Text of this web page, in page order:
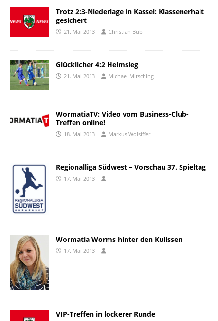
Trotz 2:3-Niederlage in Kassel: Klassenerhalt
gesichert
21. Mai 2013 Christian Bub
Glücklicher 4:2 Heimsieg
21. Mai 2013 Michael Mitsching
WormatiaTV: Video vom Business-Club-
Treffen online!
18. Mai 2013 Markus Wolsiffer
Regionalliga Südwest – Vorschau 37. Spieltag
17. Mai 2013
Wormatia Worms hinter den Kulissen
17. Mai 2013
VIP-Treffen in lockerer Runde